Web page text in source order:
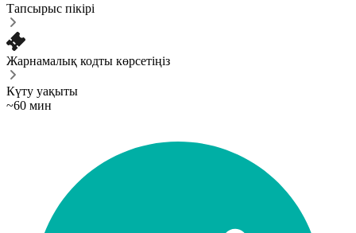
Тапсырыс пікірі
Жарнамалық кодты көрсетіңіз
Күту уақыты
~60 мин